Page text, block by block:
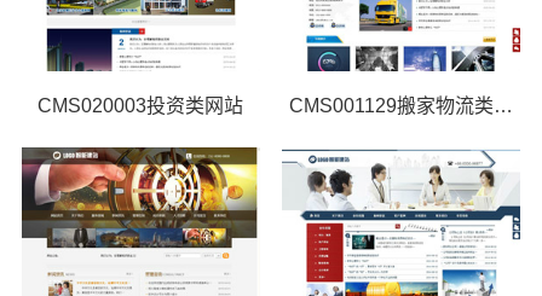
CMS020003投资类网站 CMS001129搬家物流类网站